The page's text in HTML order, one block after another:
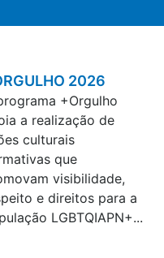
2026
+Orgulho
a realização de
culturais
que
visibilidade,
e direitos para a
LGBTQIAPN+...